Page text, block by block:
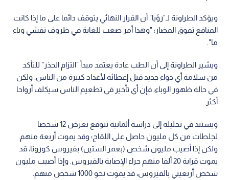
ويؤكد الطراونة لـ"رؤيا" أن القرار النهائي يتوقف دائما على ما إذا كانت
المنافع تفوق المضار؛ "وهذا أمر صعب للغاية في ظروف تفشي وباء
ما".
ويشير الطراونة إلى أن الطب عادة يعتمد مبدأ "التزام الحذر" للتأكد
من سلامة أي دواء جديد قبل إعطائه لأعداد كبيرة من الناس. ولكن
في حالة ظهور الوباء، فإن أي تأخير في تطعيم الناس سيكلف أرواحا
أكثر.
ويستند في تحليله إلى دراسة ألمانية تتوقع تعرض 12 شخصا
لجلطات من كل مليون حاصل على اللقاح؛ وقد يموت أربعة منهم.
ولكن إذا أصيب مليون شخص (بعمر الستين) بفيروس كورونا، قد
يموت قرابة 20 ألفا منهم جراء الإصابة بالفيروس. وإذا أصيب مليون
شخص أربعيني بالفيروس، قد يموت نحو 1000 شخص منهم.